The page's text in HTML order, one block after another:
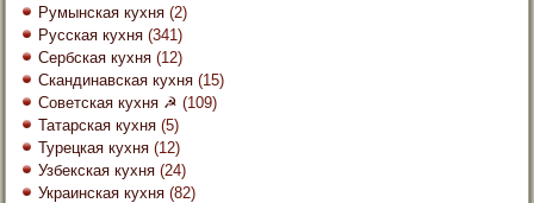
Румынская кухня (2)
Русская кухня (341)
Сербская кухня (12)
Скандинавская кухня (15)
Советская кухня ☭ (109)
Татарская кухня (5)
Турецкая кухня (12)
Узбекская кухня (24)
Украинская кухня (82)